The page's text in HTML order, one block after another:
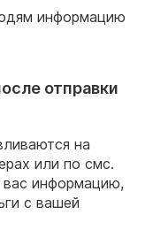
информацию
отправки
на
или по смс.
информацию,
с вашей